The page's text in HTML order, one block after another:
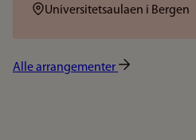
Sted:Universitetsaulaen i Bergen
Alle arrangementer